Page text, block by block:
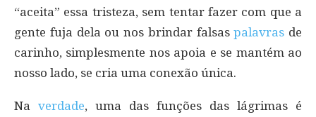
“aceita” essa tristeza, sem tentar fazer com que a
gente fuja dela ou nos brindar falsaspalavras de
carinho, simplesmente nos apoia e se mantém ao
nosso lado, se cria uma conexão única.
Na verdade, uma das funções das lágrimas é